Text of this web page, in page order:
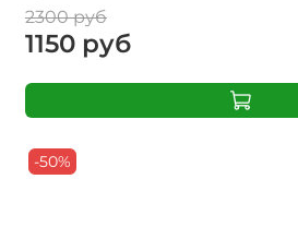
2300 руб
1150 руб
-50%